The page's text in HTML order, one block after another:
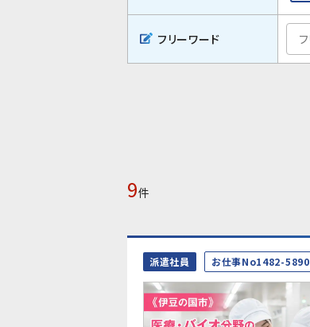
フリーワード
9件
派遣社員 お仕事No1482-5890